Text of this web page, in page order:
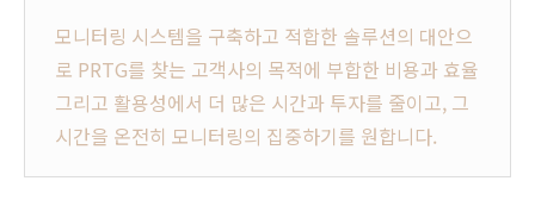
모니터링 시스템을 구축하고 적합한 솔루션의 대안으
로 PRTG를 찾는 고객사의 목적에 부합한 비용과 효율
그리고 활용성에서 더 많은 시간과 투자를 줄이고, 그
시간을 온전히 모니터링의 집중하기를 원합니다.